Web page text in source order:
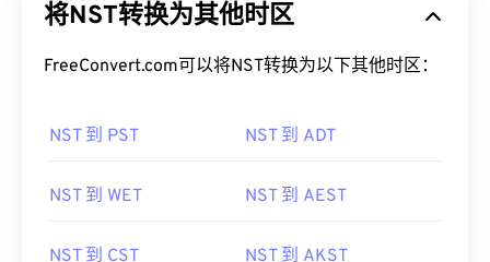
将NST转换为其他时区
FreeConvert.com可以将NST转换为以下其他时区：
NST 到 PST NST 到 ADT
NST 到 WET NST 到 AEST
NST 到 CST NST 到 AKST